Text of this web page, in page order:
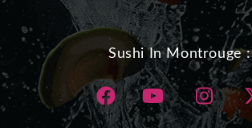
Sushi In Montrouge :